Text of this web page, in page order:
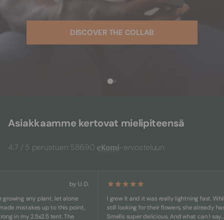
DISCOVER THE COLLAB
Asiakkaamme kertovat mielipiteensä
4.7 / 5 perustuen 58690 -arvosteluun
by U. D.
any plant, let alone
mistakes up to this point,
my 2.5x2.5 tent. The
I grew it and it was really lightning fast. While
still looking for their flowers, she already has
Smells super delicious. And what can I say...